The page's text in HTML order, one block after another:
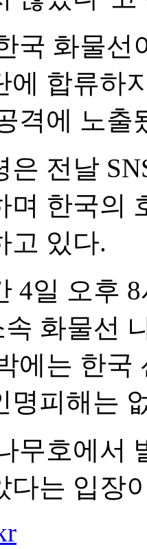
국 화물선
에 합류하
격에 노
은 전날
며 한국의
고 있다.
4일 오후
화물선
에는 한국
명피해는
무호에서
다는 입장